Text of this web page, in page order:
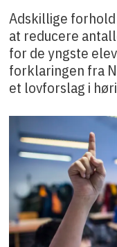
Adskillige
at reducere
for de yngste
forklaringen fra
et lovforslag i